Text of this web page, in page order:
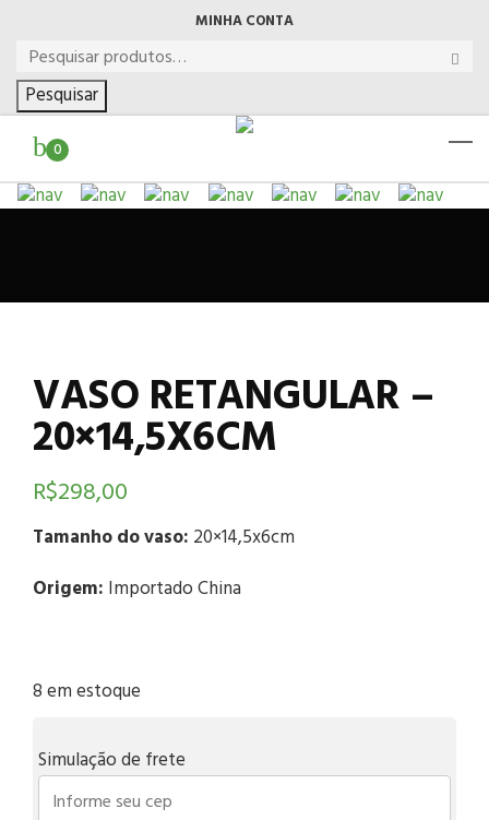
MINHA CONTA
Pesquisar
0
VASO RETANGULAR –
20×14,5X6CM
R$298,00
Tamanho do vaso: 20×14,5x6cm
Origem: Importado China
8 em estoque
Simulação de frete